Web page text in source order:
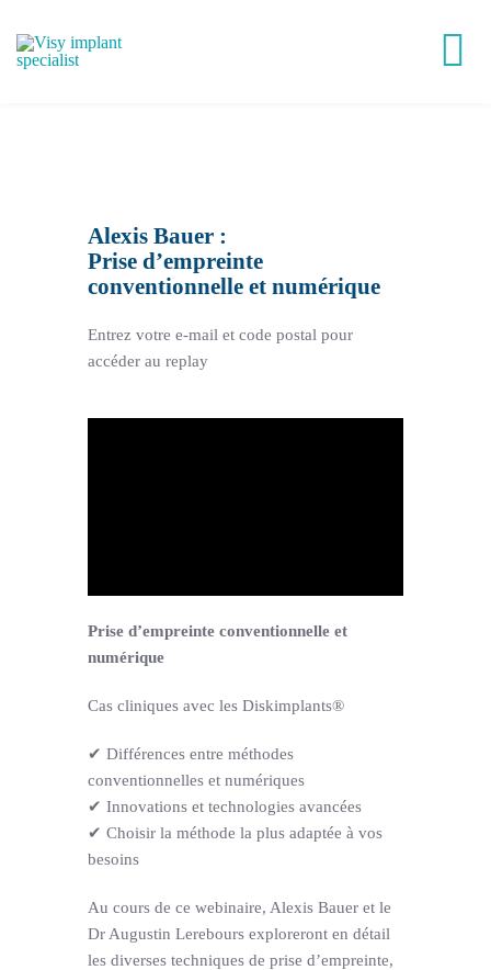
contenu
Alexis Bauer :
Prise d’empreinte
conventionnelle et numérique
Entrez votre e-mail et code postal pour
accéder au replay
Prise d’empreinte conventionnelle et
numérique
Cas cliniques avec les Diskimplants®
✔ Différences entre méthodes
conventionnelles et numériques
✔ Innovations et technologies avancées
✔ Choisir la méthode la plus adaptée à vos
besoins
Au cours de ce webinaire, Alexis Bauer et le
Dr Augustin Lerebours exploreront en détail
les diverses techniques de prise d’empreinte,